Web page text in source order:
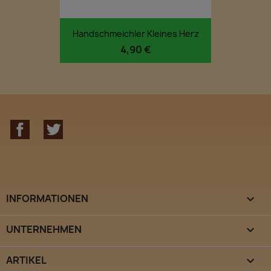
Handschmeichler Kleines Herz
4,90 €
Facebook
INFORMATIONEN 
UNTERNEHMEN 
ARTIKEL 